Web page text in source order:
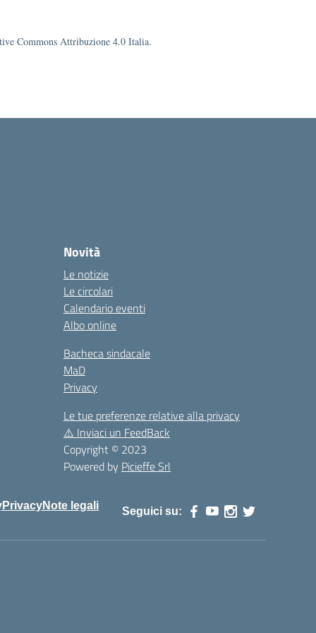
Commons Attribuzione 4.0 Italia.
Novità
Le notizie
Le circolari
Calendario eventi
Albo online
Bacheca sindacale
MaD
Privacy
Le tue preferenze relative alla privacy
⚠️ Inviaci un FeedBack
Copyright © 2023
Powered by Picieffe Srl
PrivacyNote legali Seguici su: